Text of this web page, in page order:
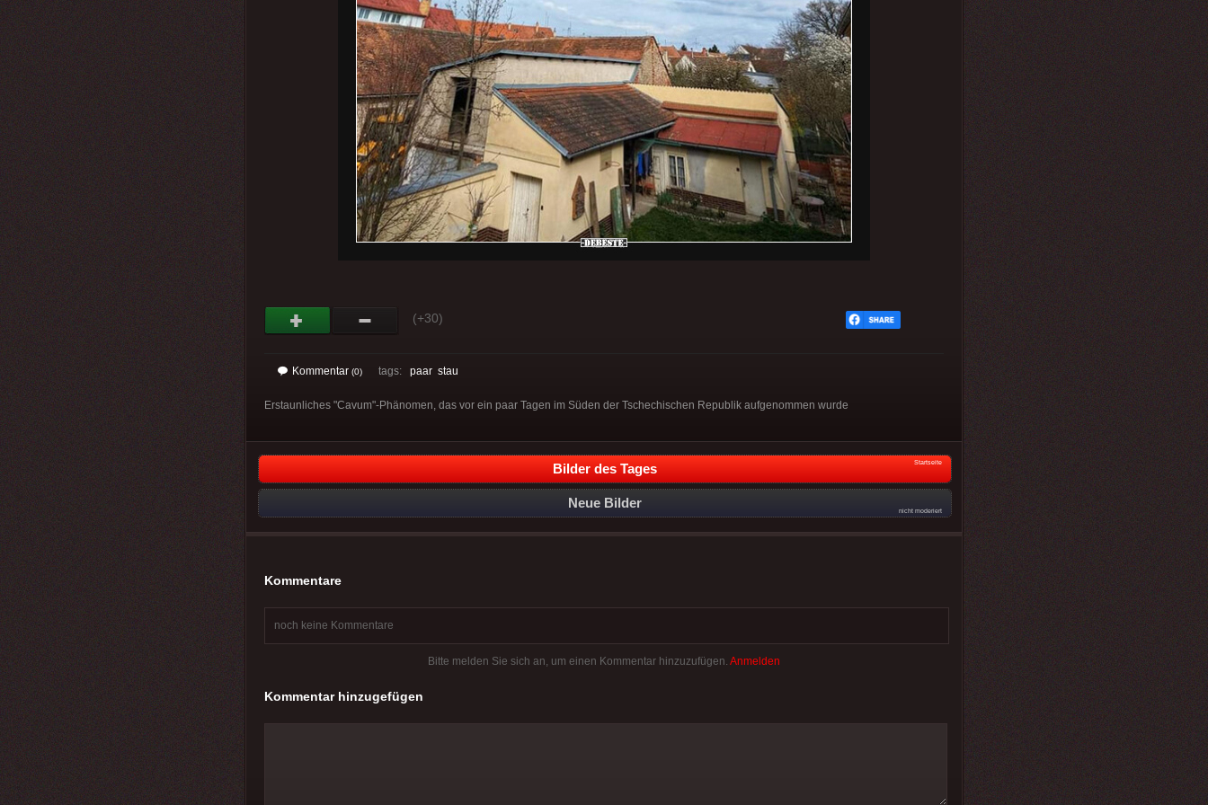
(+30)
Kommentar (0) tags: paar stau
Erstaunliches "Cavum"-Phänomen, das vor ein paar Tagen im Süden der Tschechischen Republik aufgenommen wurde
Bilder des Tages Startseite
Neue Bilder
nicht moderiert
Kommentare
noch keine Kommentare
Bitte melden Sie sich an, um einen Kommentar hinzuzufügen. Anmelden
Kommentar hinzugefügen